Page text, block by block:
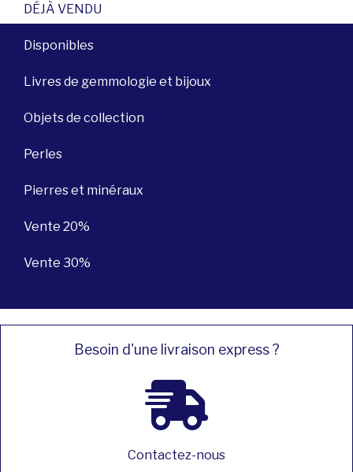
DÉJÀ VENDU
Disponibles
Livres de gemmologie et bijoux
Objets de collection
Perles
Pierres et minéraux
Vente 20%
Vente 30%
Besoin d'une livraison express ?
Contactez-nous